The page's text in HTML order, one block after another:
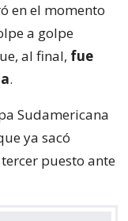
en el momento
a golpe
al final, fue
.
Sudamericana
ya sacó
puesto ante